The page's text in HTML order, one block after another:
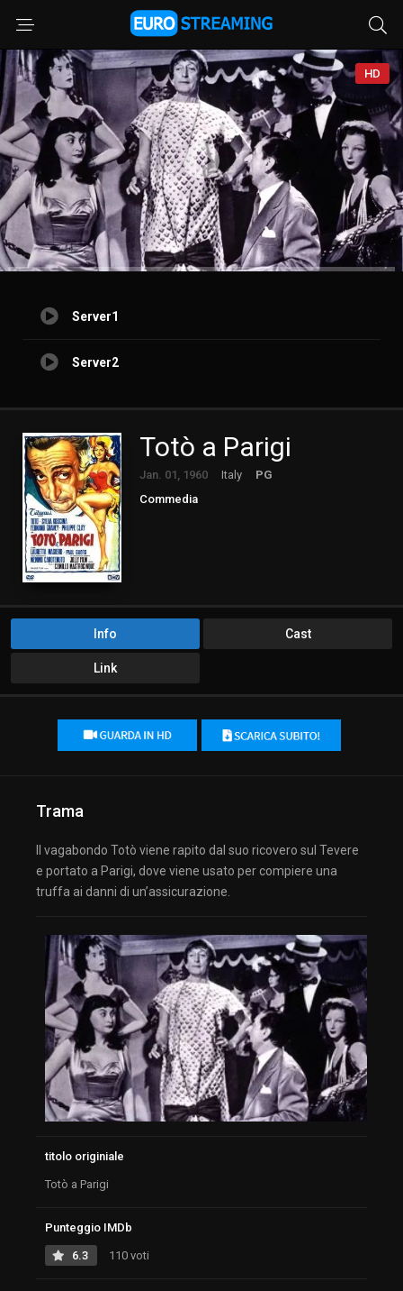
HD
Server1
Server2
Totò a Parigi
Jan. 01, 1960 Italy
PG
Commedia
Info Cast
Link
Trama
Il vagabondo Totò viene rapito dal suo ricovero sul Tevere
e portato a Parigi, dove viene usato per compiere una
truffa ai danni di un’assicurazione.
titolo originiale
Totò a Parigi
Punteggio IMDb
6.3 110 voti